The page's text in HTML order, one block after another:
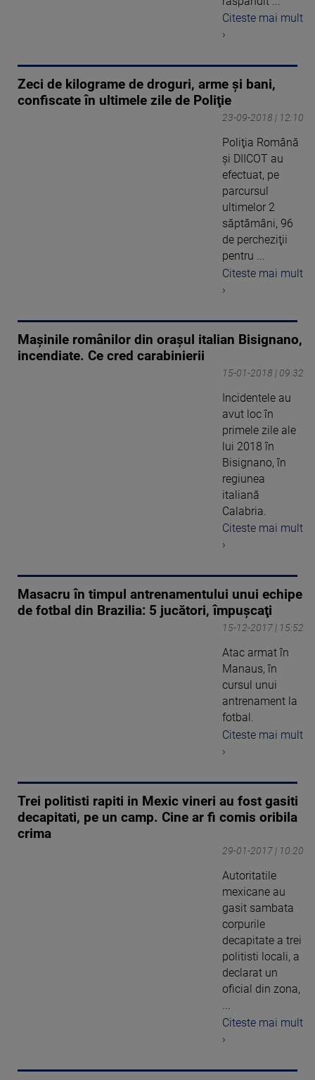
Citeste mai mult
›
Zeci de kilograme de droguri, arme şi bani,
confiscate în ultimele zile de Poliţie
23-09-2018 | 12:10
Poliţia Română
şi DIICOT au
efectuat, pe
parcursul
ultimelor 2
săptămâni, 96
de percheziţii
pentru ...
Citeste mai mult
›
Maşinile românilor din oraşul italian Bisignano,
incendiate. Ce cred carabinierii
15-01-2018 | 09:32
Incidentele au
avut loc în
primele zile ale
lui 2018 în
Bisignano, în
regiunea
italiană
Calabria.
Citeste mai mult
›
Masacru în timpul antrenamentului unui echipe
de fotbal din Brazilia: 5 jucători, împuşcaţi
15-12-2017 | 15:52
Atac armat în
Manaus, în
cursul unui
antrenament la
fotbal.
Citeste mai mult
›
Trei politisti rapiti in Mexic vineri au fost gasiti
decapitati, pe un camp. Cine ar fi comis oribila
crima
29-01-2017 | 10:20
Autoritatile
mexicane au
gasit sambata
corpurile
decapitate a trei
politisti locali, a
declarat un
oficial din zona,
...
Citeste mai mult
›